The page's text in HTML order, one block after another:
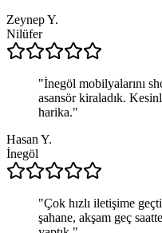
Zeynep Y.
Nilüfer
"İnegöl mobilyalarını
asansör kiraladık.
harika."
Hasan Y.
İnegöl
"Çok hızlı iletişime
şahane, akşam geç